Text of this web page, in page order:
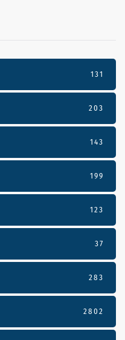
131
203
143
199
123
37
283
2802